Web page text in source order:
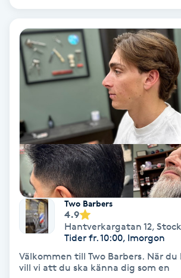
PRP (Platelet Rich Plasma)
PRX-T33
Radiofrekvens
Rakning
Reflexologi
Two Barbers
4.9
Hantverkargatan 12,
Tider fr. 10:00, Imorgon
Välkommen till Two Barbers. När du
vill vi att du ska känna dig som en